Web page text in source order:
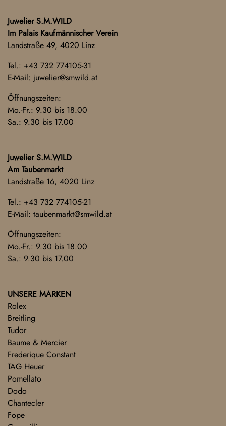
Juwelier S.M.WILD
Im Palais Kaufmännischer Verein
Landstraße 49, 4020 Linz
Tel.: +43 732 774105-31
E-Mail: juwelier@smwild.at
Öffnungszeiten:
Mo.-Fr.: 9.30 bis 18.00
Sa.: 9.30 bis 17.00
Juwelier S.M.WILD
Am Taubenmarkt
Landstraße 16, 4020 Linz
Tel.: +43 732 774105-21
E-Mail: taubenmarkt@smwild.at
Öffnungszeiten:
Mo.-Fr.: 9.30 bis 18.00
Sa.: 9.30 bis 17.00
UNSERE MARKEN
Rolex
Breitling
Tudor
Baume & Mercier
Frederique Constant
TAG Heuer
Pomellato
Dodo
Chantecler
Fope